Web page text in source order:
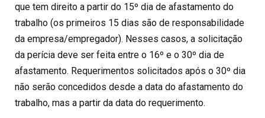
que tem direito a partir do 15º dia de afastamento do
trabalho (os primeiros 15 dias são de responsabilidade
da empresa/empregador). Nesses casos, a solicitação
da perícia deve ser feita entre o 16º e o 30º dia de
afastamento. Requerimentos solicitados após o 30º dia
não serão concedidos desde a data do afastamento do
trabalho, mas a partir da data do requerimento.